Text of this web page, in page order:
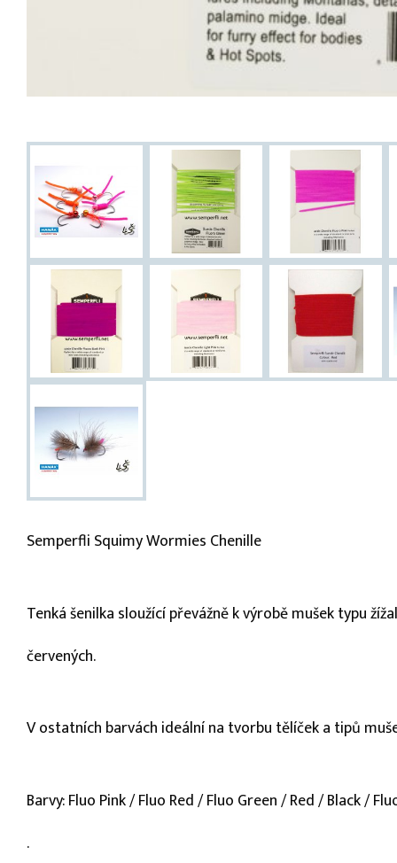
Semperfli Squimy Wormies Chenille
Tenká šenilka sloužící převážně k výrobě mušek typu
červených.
V ostatních barvách ideální na tvorbu tělíček a tipů
Barvy: Fluo Pink / Fluo Red / Fluo Green / Red / Black /
.